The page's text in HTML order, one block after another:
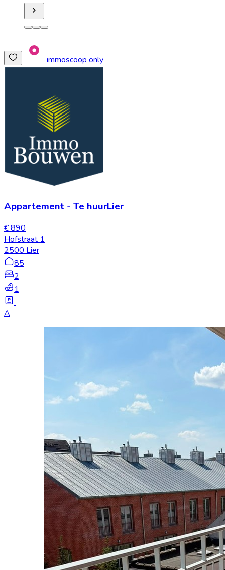
immoscoop only
Appartement - Te huurLier
€ 890
Hofstraat 1
2500 Lier
85
2
1
A